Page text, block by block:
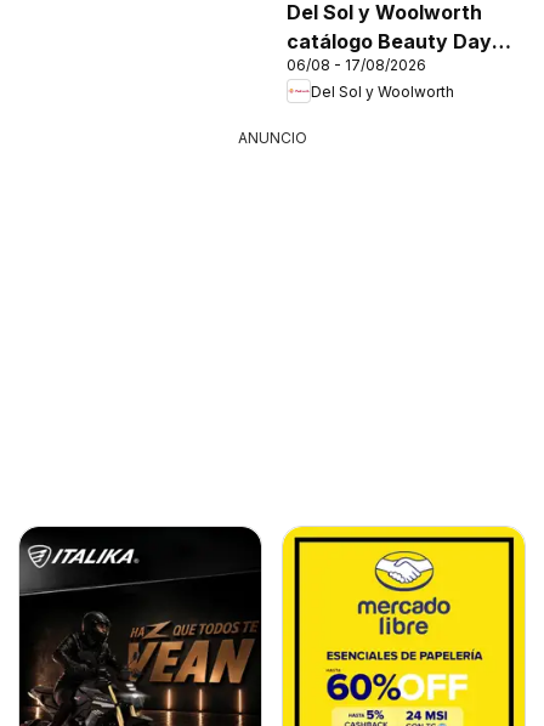
Del Sol y Woolworth
catálogo Beauty Days
On Fire
06/08 - 17/08/2026
Del Sol y Woolworth
ANUNCIO